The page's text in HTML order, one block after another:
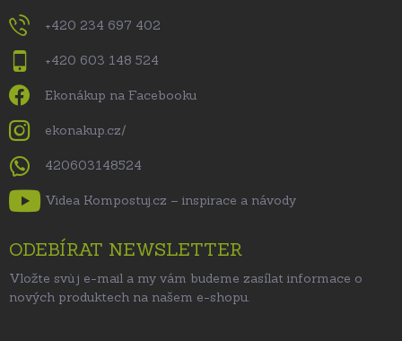
+420 234 697 402
+420 603 148 524
Ekonákup na Facebooku
ekonakup.cz/
420603148524
Videa Kompostuj.cz – inspirace a návody
ODEBÍRAT NEWSLETTER
Vložte svůj e-mail a my vám budeme zasílat informace o
nových produktech na našem e-shopu.